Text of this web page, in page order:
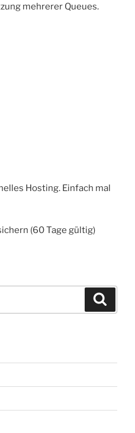
mehrerer Queues.
Hosting. Einfach mal
(60 Tage gültig)